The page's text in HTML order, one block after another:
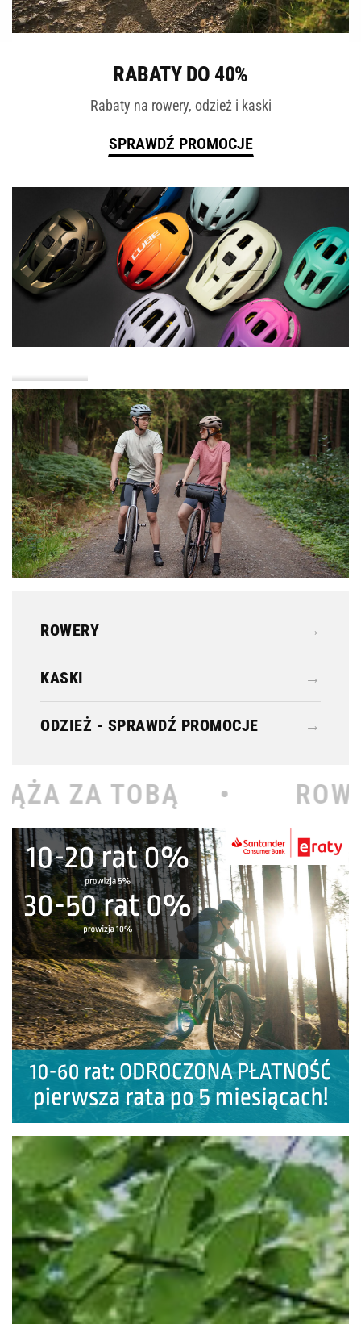
RABATY DO 40%
Rabaty na rowery, odzież i kaski
SPRAWDŹ PROMOCJE
ROWERY →
KASKI →
ODZIEŻ - SPRAWDŹ PROMOCJE →
• ROWEROWY